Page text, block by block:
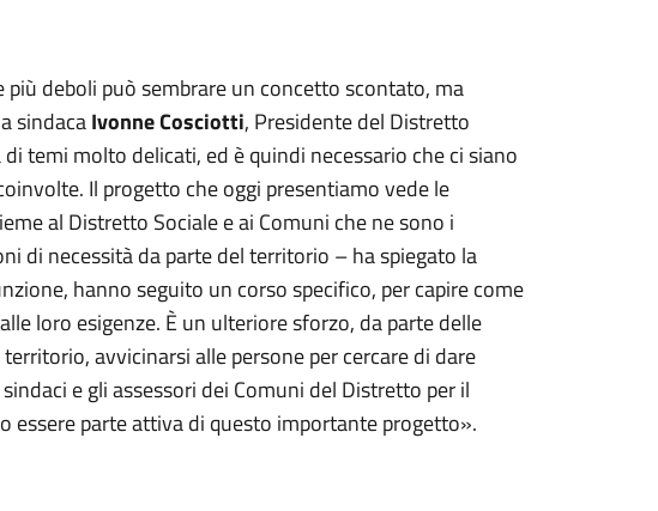
deboli può sembrare un concetto scontato, ma
sindacaIvonne Cosciotti, Presidente del Distretto
temi molto delicati, ed è quindi necessario che ci siano
Il progetto che oggi presentiamo vede le
al Distretto Sociale e ai Comuni che ne sono i
di necessità da parte del territorio – ha spiegato la
hanno seguito un corso specifico, per capire come
loro esigenze. È un ulteriore sforzo, da parte delle
avvicinarsi alle persone per cercare di dare
e gli assessori dei Comuni del Distretto per il
essere parte attiva di questo importante progetto».